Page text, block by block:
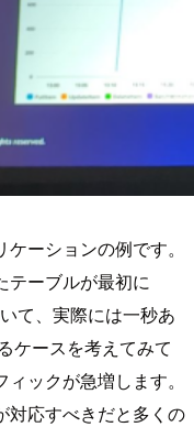
ーションの例です。
テーブルが最初に
て、実際には一秒あ
ケースを考えてみて
ックが急増します。
対応すべきだと多くの